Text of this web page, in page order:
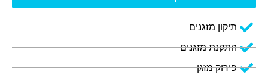
תיקון מזגנים
התקנת מזגנים
פירוק מזגן